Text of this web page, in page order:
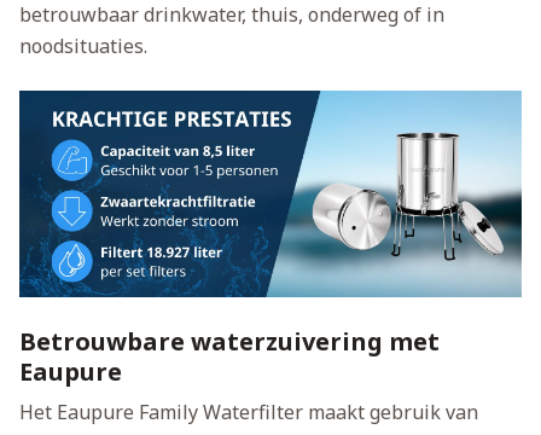
betrouwbaar drinkwater, thuis, onderweg of in
noodsituaties.
Betrouwbare waterzuivering met
Eaupure
Het Eaupure Family Waterfilter maakt gebruik van